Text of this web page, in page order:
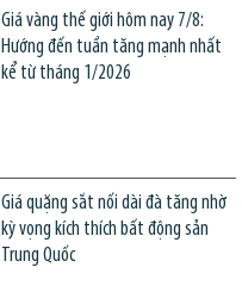
Giá vàng thế giới hôm nay 7/8:
Hướng đến tuần tăng mạnh nhất
kể từ tháng 1/2026
Giá quặng sắt nối dài đà tăng nhờ
kỳ vọng kích thích bất động sản
Trung Quốc